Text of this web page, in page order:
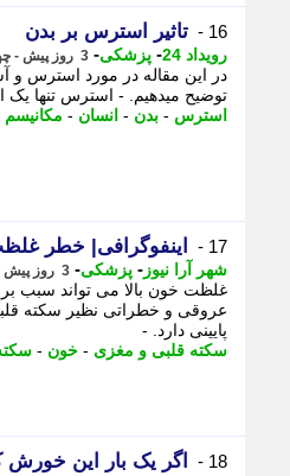
16 - تاثیر استرس بر بدن
رویداد 24 - پزشکی- 3 روز پیش - چهارشنبه 14 مرداد 1405، 01:57
در این مقاله در مورد استرس و
توضیح میدهیم. - استرس تنها یک
استرس - بدن - انسان - مکانیسم
17 - اینفوگرافی| خطر
شهر آرا نیوز - پزشکی- 3 روز پیش - چهارشنبه 14 مرداد 1405، 00:02
غلظت خون بالا می تواند سبب
عروقی و خطراتی نظیر سکته
پایینی دارد. -
سکته قلبی و مغزی - خون -
18 -
اگر یک بار این خورش